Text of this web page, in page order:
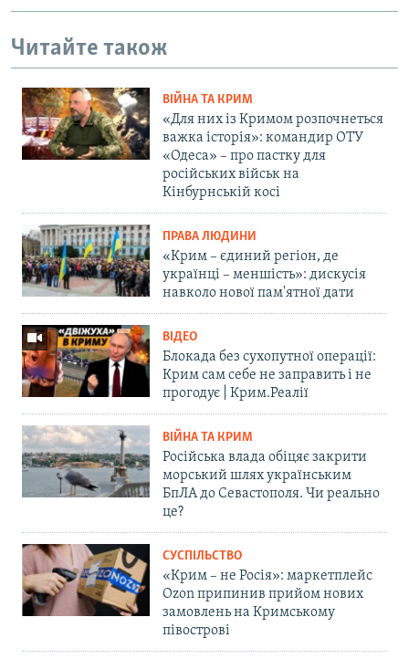
Читайте також
ВІЙНА ТА КРИМ
«Для них із Кримом розпочнеться
важка історія»: командир ОТУ
«Одеса» – про пастку для
російських військ на
Кінбурнській косі
ПРАВА ЛЮДИНИ
«Крим – єдиний регіон, де
українці – меншість»: дискусія
навколо нової пам'ятної дати
ВІДЕО
Блокада без сухопутної операції:
Крим сам себе не заправить і не
прогодує | Крим.Реалії
ВІЙНА ТА КРИМ
Російська влада обіцяє закрити
морський шлях українським
БпЛА до Севастополя. Чи реально
це?
СУСПІЛЬСТВО
«Крим – не Росія»: маркетплейс
Ozon припинив прийом нових
замовлень на Кримському
півострові